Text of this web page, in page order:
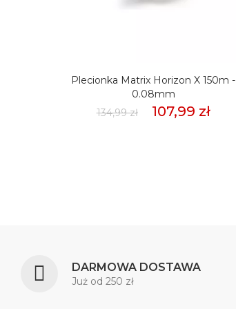
Plecionka Matrix Horizon X 150m -
0.08mm
134,99 zł
107,99 zł
DARMOWA DOSTAWA
Już od 250 zł